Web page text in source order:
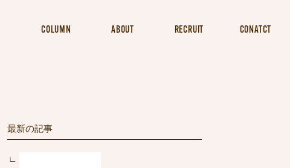
COLUMN ABOUT RECRUIT CONATCT
最新の記事